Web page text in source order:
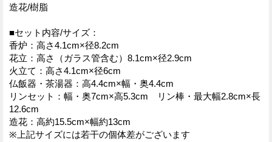
造花/樹脂
■セット内容/サイズ：
香炉：高さ4.1cm×径8.2cm
花立：高さ（ガラス管含む）8.1cm×径2.9cm
火立て：高さ4.1cm×径6cm
仏飯器・茶湯器：高4.4cm×幅・奥4.4cm
リンセット：幅・奥7cm×高5.3cm リン棒・最大幅2.8cm×長
12.6cm
造花：高約15.5cm×幅約13cm
※上記サイズには若干の個体差がございます